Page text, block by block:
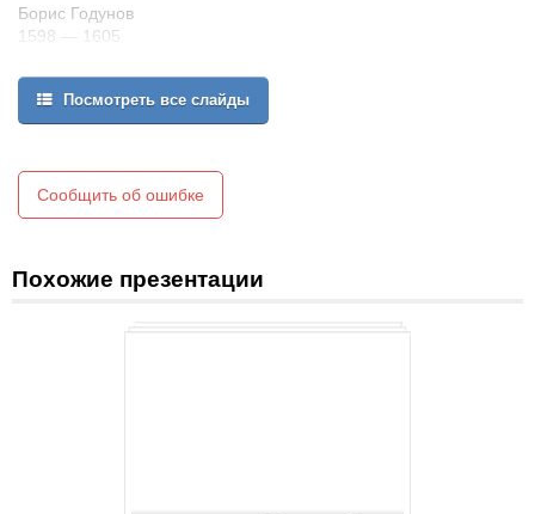
Борис Годунов
1598 — 1605
Преодолеть разруху в государстве и восстановить нормальную
хозяйственную жизнь.
Сплотить верхушку общества.
Посмотреть все слайды
Сообщить об ошибке
Похожие презентации